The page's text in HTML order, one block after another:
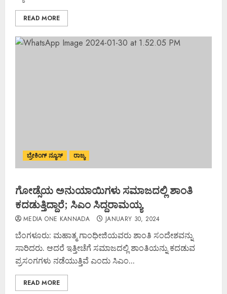
READ MORE
ಬ್ರೇಕಿಂಗ್ ನ್ಯೂಸ್ ರಾಜ್ಯ
ಗೋಡ್ಸೆಯ ಅನುಯಾಯಿಗಳು ಸಮಾಜದಲ್ಲಿ ಶಾಂತಿ
ಕದಡುತ್ತಿದ್ದಾರೆ; ಸಿಎಂ ಸಿದ್ದರಾಮಯ್ಯ
MEDIA ONE KANNADA JANUARY 30, 2024
ಬೆಂಗಳೂರು: ಮಹಾತ್ಮ ಗಾಂಧೀಜಿಯವರು ಶಾಂತಿ ಸಂದೇಶವನ್ನು
ಸಾರಿದರು. ಆದರೆ ಇತ್ತೀಚೆಗೆ ಸಮಾಜದಲ್ಲಿ ಶಾಂತಿಯನ್ನು ಕದಡುವ
ಪ್ರಸಂಗಗಳು ನಡೆಯುತ್ತಿವೆ ಎಂದು ಸಿಎಂ...
READ MORE